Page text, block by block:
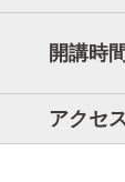
開講時間
アクセ